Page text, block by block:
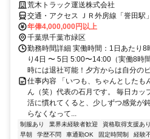
荒木トラック運送株式会社
交通・アクセス ＪＲ外房線「誉田駅
年俸4,000,000円以上
千葉県千葉市緑区
勤務時間詳細 実働時間：1日あたり
り4日 〜 5日 5:00〜14:00（実働8
時には退社可能！夕方からは自分の
仕事内容 「いつも、ちゃんとしたも
ん（笑）代表の石月です。 毎日カッ
活に慣れてくると、少しずつ感覚が
らなくなって...
制服あり 業界未経験者歓迎 資格取得支援あり
早朝
学歴不問 車通勤OK 固定時間制 経験